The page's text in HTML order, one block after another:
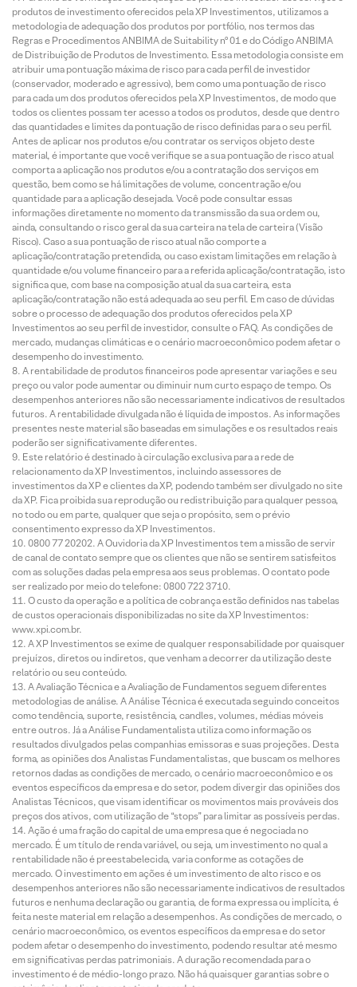
produtos de investimento oferecidos pela XP Investimentos, utilizamos a
metodologia de adequação dos produtos por portfólio, nos termos das
Regras e Procedimentos ANBIMA de Suitability nº 01 e do Código ANBIMA
de Distribuição de Produtos de Investimento. Essa metodologia consiste em
atribuir uma pontuação máxima de risco para cada perfil de investidor
(conservador, moderado e agressivo), bem como uma pontuação de risco
para cada um dos produtos oferecidos pela XP Investimentos, de modo que
todos os clientes possam ter acesso a todos os produtos, desde que dentro
das quantidades e limites da pontuação de risco definidas para o seu perfil.
Antes de aplicar nos produtos e/ou contratar os serviços objeto deste
material, é importante que você verifique se a sua pontuação de risco atual
comporta a aplicação nos produtos e/ou a contratação dos serviços em
questão, bem como se há limitações de volume, concentração e/ou
quantidade para a aplicação desejada. Você pode consultar essas
informações diretamente no momento da transmissão da sua ordem ou,
ainda, consultando o risco geral da sua carteira na tela de carteira (Visão
Risco). Caso a sua pontuação de risco atual não comporte a
aplicação/contratação pretendida, ou caso existam limitações em relação à
quantidade e/ou volume financeiro para a referida aplicação/contratação, isto
significa que, com base na composição atual da sua carteira, esta
aplicação/contratação não está adequada ao seu perfil. Em caso de dúvidas
sobre o processo de adequação dos produtos oferecidos pela XP
Investimentos ao seu perfil de investidor, consulte o FAQ. As condições de
mercado, mudanças climáticas e o cenário macroeconômico podem afetar o
desempenho do investimento.
A rentabilidade de produtos financeiros pode apresentar variações e seu
preço ou valor pode aumentar ou diminuir num curto espaço de tempo. Os
desempenhos anteriores não são necessariamente indicativos de resultados
futuros. A rentabilidade divulgada não é líquida de impostos. As informações
presentes neste material são baseadas em simulações e os resultados reais
poderão ser significativamente diferentes.
Este relatório é destinado à circulação exclusiva para a rede de
relacionamento da XP Investimentos, incluindo assessores de
investimentos da XP e clientes da XP, podendo também ser divulgado no site
da XP. Fica proibida sua reprodução ou redistribuição para qualquer pessoa,
no todo ou em parte, qualquer que seja o propósito, sem o prévio
consentimento expresso da XP Investimentos.
0800 77 20202. A Ouvidoria da XP Investimentos tem a missão de servir
de canal de contato sempre que os clientes que não se sentirem satisfeitos
com as soluções dadas pela empresa aos seus problemas. O contato pode
ser realizado por meio do telefone: 0800 722 3710.
O custo da operação e a política de cobrança estão definidos nas tabelas
de custos operacionais disponibilizadas no site da XP Investimentos:
www.xpi.com.br.
A XP Investimentos se exime de qualquer responsabilidade por quaisquer
prejuízos, diretos ou indiretos, que venham a decorrer da utilização deste
relatório ou seu conteúdo.
A Avaliação Técnica e a Avaliação de Fundamentos seguem diferentes
metodologias de análise. A Análise Técnica é executada seguindo conceitos
como tendência, suporte, resistência, candles, volumes, médias móveis
entre outros. Já a Análise Fundamentalista utiliza como informação os
resultados divulgados pelas companhias emissoras e suas projeções. Desta
forma, as opiniões dos Analistas Fundamentalistas, que buscam os melhores
retornos dadas as condições de mercado, o cenário macroeconômico e os
eventos específicos da empresa e do setor, podem divergir das opiniões dos
Analistas Técnicos, que visam identificar os movimentos mais prováveis dos
preços dos ativos, com utilização de “stops” para limitar as possíveis perdas.
Ação é uma fração do capital de uma empresa que é negociada no
mercado. É um título de renda variável, ou seja, um investimento no qual a
rentabilidade não é preestabelecida, varia conforme as cotações de
mercado. O investimento em ações é um investimento de alto risco e os
desempenhos anteriores não são necessariamente indicativos de resultados
futuros e nenhuma declaração ou garantia, de forma expressa ou implícita, é
feita neste material em relação a desempenhos. As condições de mercado, o
cenário macroeconômico, os eventos específicos da empresa e do setor
podem afetar o desempenho do investimento, podendo resultar até mesmo
em significativas perdas patrimoniais. A duração recomendada para o
investimento é de médio-longo prazo. Não há quaisquer garantias sobre o